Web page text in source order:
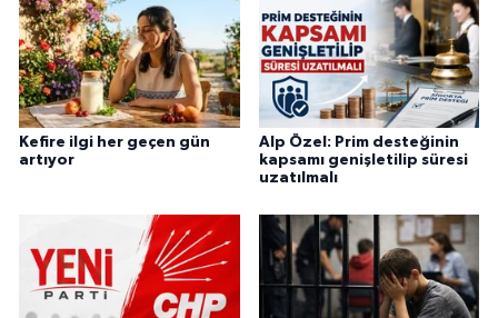
Kefire ilgi her geçen gün
artıyor
Alp Özel: Prim desteğinin
kapsamı genişletilip süresi
uzatılmalı